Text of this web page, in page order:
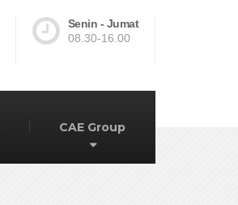
Senin - Jumat
08.30-16.00
CAE Group